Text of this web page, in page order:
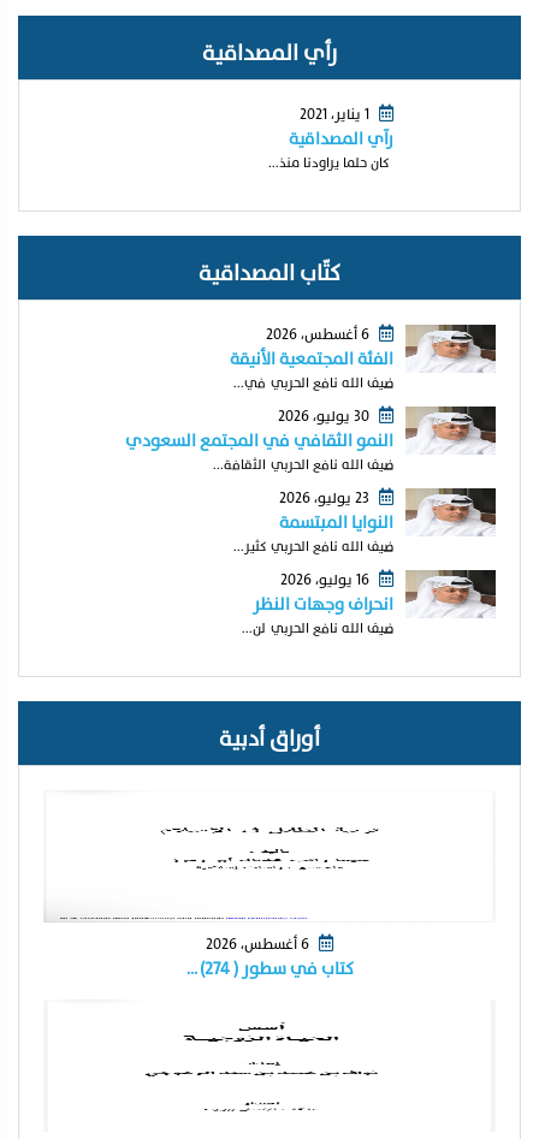
رأي المصداقية
1 يناير، 2021
رآي المصداقية
كان حلما يراودنا منذ...
كتّاب المصداقية
6 أغسطس، 2026
الفئة المجتمعية الأنيقة
ضيف الله نافع الحربي في...
30 يوليو، 2026
النمو الثقافي في المجتمع السعودي
ضيف الله نافع الحربي الثقافة...
النوايا المبتسمة
ضيف الله نافع الحربي كثير...
16 يوليو، 2026
انحراف وجهات النظر
ضيف الله نافع الحربي لن...
أوراق أدبية
كتاب في سطور ( ٢٧٤) …